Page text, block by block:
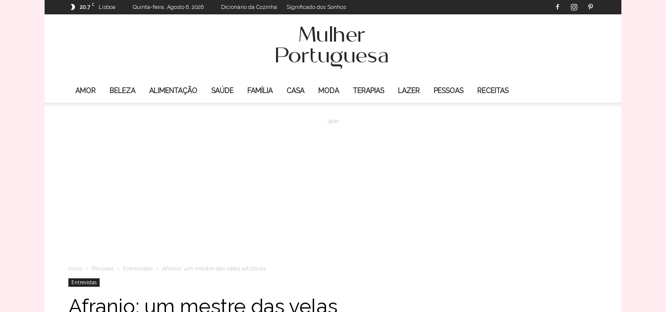
20.7 C Lisboa Quinta-feira, Agosto 6, 2026 Dicionário da Cozinha Significado dos Sonhos
AMOR BELEZA ALIMENTAÇÃO SAÚDE FAMÍLIA CASA MODA TERAPIAS LAZER PESSOAS RECEITAS
- pub -
Inicio Pessoas Entrevistas
Afranio: um mestre das velas artísticas
Entrevistas
Afranio: um mestre das velas